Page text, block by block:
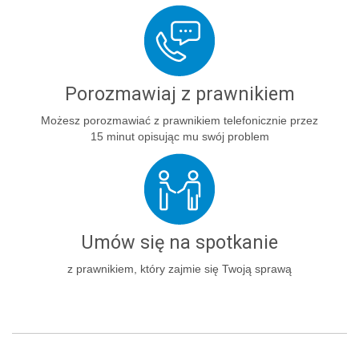
Porozmawiaj z prawnikiem
Możesz porozmawiać z prawnikiem telefonicznie przez
15 minut opisując mu swój problem
Umów się na spotkanie
z prawnikiem, który zajmie się Twoją sprawą